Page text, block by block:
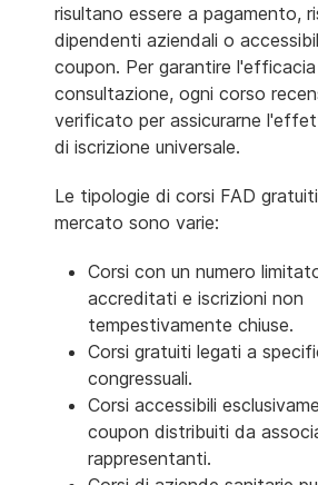
risultano essere a pagamento,
dipendenti aziendali o
coupon. Per garantire
consultazione, ogni corso
verificato per assicurarne
di iscrizione universale.
Le tipologie di corsi FAD
mercato sono varie:
Corsi con un numero
accreditati e iscrizioni non
tempestivamente chiuse.
Corsi gratuiti legati a
congressuali.
Corsi accessibili
coupon distribuiti da
rappresentanti.